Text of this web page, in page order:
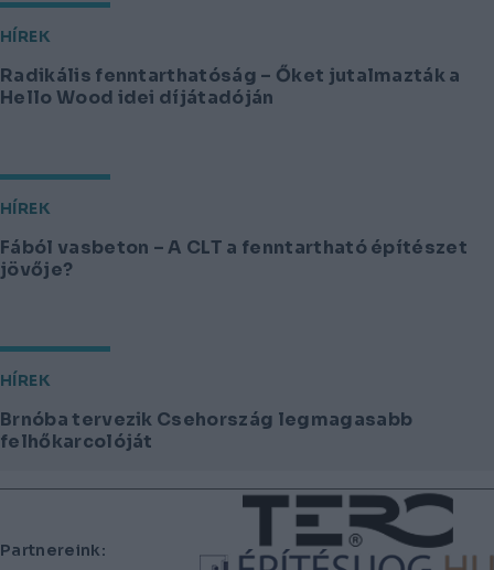
HÍREK
Radikális fenntarthatóság – Őket jutalmazták a
Hello Wood idei díjátadóján
HÍREK
Fából vasbeton – A CLT a fenntartható építészet
jövője?
HÍREK
Brnóba tervezik Csehország legmagasabb
felhőkarcolóját
Lábléc
Partnereink: